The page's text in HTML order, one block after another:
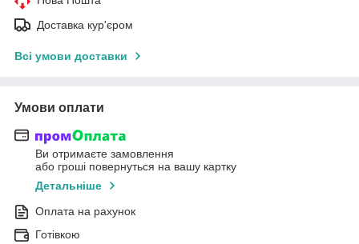
Доставка кур'єром
Всі умови доставки
Умови оплати
Ви отримаєте замовлення
або гроші повернуться на вашу картку
Детальніше
Оплата на рахунок
Готівкою